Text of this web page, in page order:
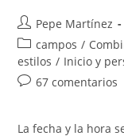
Autor
de
la
entrada:
Pepe Martínez
Categoría
de
la
campos /
estilos / Inicio y
Comentarios
entrada:
67 comentarios
La fecha y la hora